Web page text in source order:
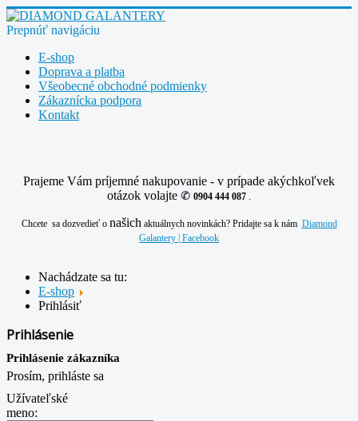
Prepnúť navigáciu
E-shop
Doprava a platba
Všeobecné obchodné podmienky
Zákaznícka podpora
Kontakt
Prajeme Vám príjemné nakupovanie - v prípade akýchkoľvek
otázok volajte ✆ 0904 444 087
Chcete sa dozvedieť o našich aktuálnych novinkách? Pridajte sa k nám Diamond
Galantery | Facebook
Nachádzate sa tu:
E-shop
Prihlásiť
Prihlásenie
Prihlásenie zákazníka
Prosím, prihláste sa
Užívateľské
meno: